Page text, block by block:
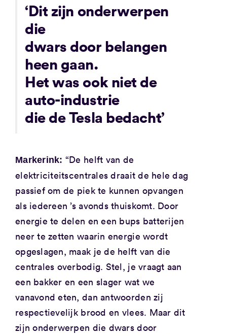
‘Dit zijn onderwerpen
die
dwars door belangen
heen gaan.
Het was ook niet de
auto-industrie
die de Tesla bedacht’
Markerink: “De helft van de
elektriciteitscentrales draait de hele dag
passief om de piek te kunnen opvangen
als iedereen ’s avonds thuiskomt. Door
energie te delen en een bups batterijen
neer te zetten waarin energie wordt
opgeslagen, maak je de helft van die
centrales overbodig. Stel, je vraagt aan
een bakker en een slager wat we
vanavond eten, dan antwoorden zij
respectievelijk brood en vlees. Maar dit
zijn onderwerpen die dwars door